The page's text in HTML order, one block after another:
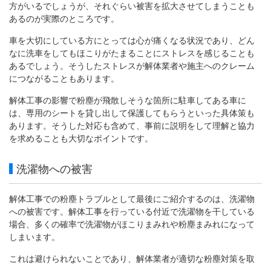
方がいるでしょうが、それぐらい被害を拡大させてしまうことも
あるのが実際のところです。
車を大切にしている方にとっては心が痛くなる状況であり、どん
なに洗車をしてもほこりがたまることにストレスを感じることも
あるでしょう。そうしたストレスが解体業者や施主へのクレーム
につながることもあります。
解体工事の影響で粉塵が飛散しそうな箇所に駐車してある車に
は、専用のシートを貸し出して保護してもらうといった具体策も
あります。そうした対応も含めて、事前に説明をして理解と協力
を求めることも大切なポイントです。
洗濯物への被害
解体工事での粉塵トラブルとして最後にご紹介するのは、洗濯物
への被害です。解体工事を行っている付近で洗濯物を干している
場合、多くの確率で洗濯物がほこりまみれや粉塵まみれになって
しまいます。
これは避けられないことであり、解体業者が適切な粉塵対策を取